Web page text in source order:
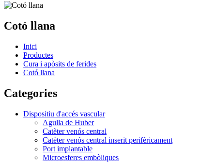
Cotó llana
Inici
Productes
Cura i apòsits de ferides
Cotó llana
Categories
Dispositiu d'accés vascular
Agulla de Huber
Catèter venós central
Catèter venós central inserit perifèricament
Port implantable
Microesferes embòliques